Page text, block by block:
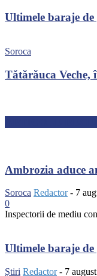
Ultimele baraje
Soroca
Tătărăuca Veche,
Ambrozia aduce
Soroca Redactor - 7
0
Inspectorii de mediu
Ultimele baraje
Știri Redactor - 7